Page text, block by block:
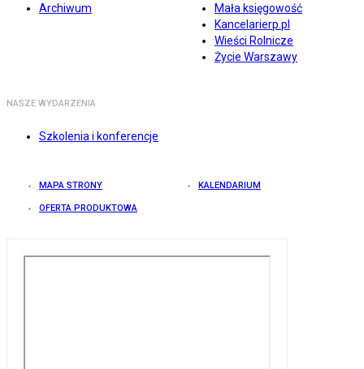
Archiwum
Mała księgowość
Kancelarierp.pl
Wieści Rolnicze
Życie Warszawy
NASZE WYDARZENIA
Szkolenia i konferencje
MAPA STRONY KALENDARIUM
OFERTA PRODUKTOWA